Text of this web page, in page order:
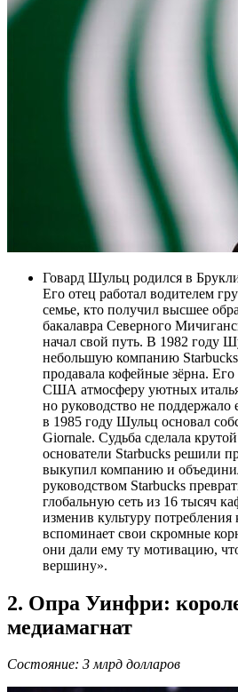
Говард Шульц родился в
Его отец работал водителем
семье, кто получил высшее
бакалавра Северного
начал свой путь. В 1982 году
небольшую компанию
продавала кофейные зёрна. Его
США атмосферу уютных
но руководство не поддержало
в 1985 году Шульц основал
Giornale. Судьба сделала
основатели Starbucks решили
выкупил компанию и
руководством Starbucks
глобальную сеть из 16 тысяч
изменив культуру
вспоминает свои скромные
они дали ему ту мотивацию,
вершину».
2. Опра Уинфри:
медиамагнат
Состояние: 3 млрд долларов